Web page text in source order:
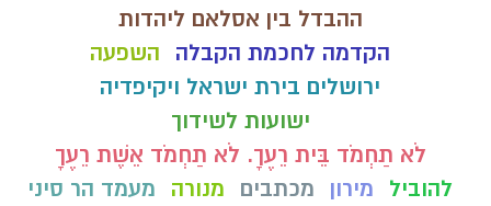
ההבדל בין אסלאם ליהדות
הקדמה לחכמת הקבלה
השפעה
ירושלים בירת ישראל ויקיפדיה
ישועות לשידוך
לֹא תַחְמֹד בֵּית רֵעֶךָ. לֹא תַחְמֹד אֵשֶׁת רֵעֶךָ
להוביל
מירון מכתבים מנורה
מעמד הר סיני